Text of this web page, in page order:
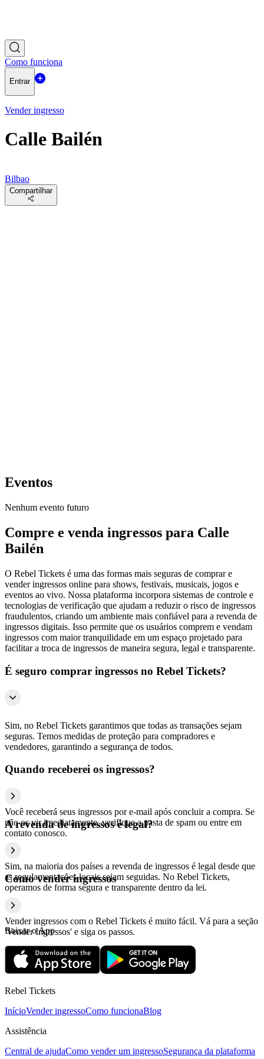
Como funciona
Entrar
Vender ingresso
Calle Bailén
Bilbao
Compartilhar
Eventos
Nenhum evento futuro
Compre e venda ingressos para Calle
Bailén
O Rebel Tickets é uma das formas mais seguras de comprar e
vender ingressos online para shows, festivais, musicais, jogos e
eventos ao vivo. Nossa plataforma incorpora sistemas de controle e
tecnologias de verificação que ajudam a reduzir o risco de ingressos
fraudulentos, criando um ambiente mais confiável para a revenda de
ingressos digitais. Isso permite que os usuários comprem e vendam
ingressos com maior tranquilidade em um espaço projetado para
facilitar a troca de ingressos de maneira segura, legal e transparente.
É seguro comprar ingressos no Rebel Tickets?
Sim, no Rebel Tickets garantimos que todas as transações sejam
seguras. Temos medidas de proteção para compradores e
vendedores, garantindo a segurança de todos.
Quando receberei os ingressos?
Você receberá seus ingressos por e-mail após concluir a compra. Se
não os vir imediatamente, verifique a pasta de spam ou entre em
contato conosco.
A revenda de ingressos é legal?
Sim, na maioria dos países a revenda de ingressos é legal desde que
as regulamentações locais sejam seguidas. No Rebel Tickets,
operamos de forma segura e transparente dentro da lei.
Como vender ingressos
Vender ingressos com o Rebel Tickets é muito fácil. Vá para a seção
'Vender Ingressos' e siga os passos.
Baixar o App
Rebel Tickets
InícioVender ingressoComo funcionaBlog
Assistência
Central de ajudaComo vender um ingressoSegurança da plataforma